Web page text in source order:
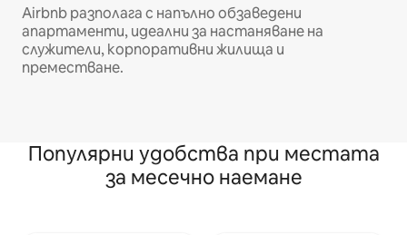
Airbnb разполага с напълно обзаведени
апартаменти, идеални за настаняване на
служители, корпоративни жилища и
преместване.
Популярни удобства при местата
за месечно наемане